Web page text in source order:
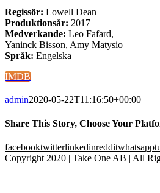
Regissör: Lowell Dean
Produktionsår: 2017
Medverkande: Leo Fafard,
Yaninck Bisson, Amy Matysio
Språk: Engelska
IMDB
admin2020-05-22T11:16:50+00:00
Share This Story, Choose Your
facebooktwitterlinkedinredditwhatsapp
Copyright 2020 | Take One AB | All